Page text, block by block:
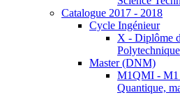
Catalogue 2017 - 2018
Cycle Ingénieur
X - Diplôme
Polytechnique
Master (DNM)
M1QMI -
Quantique,